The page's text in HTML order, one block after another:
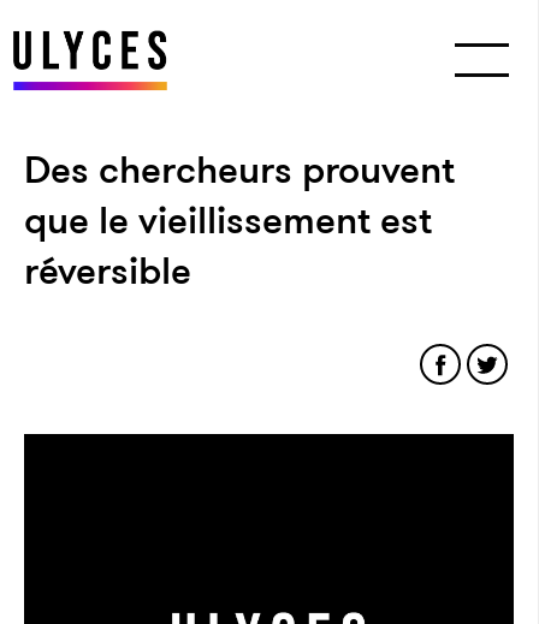
Des chercheurs prouvent
que le vieillissement est
réversible